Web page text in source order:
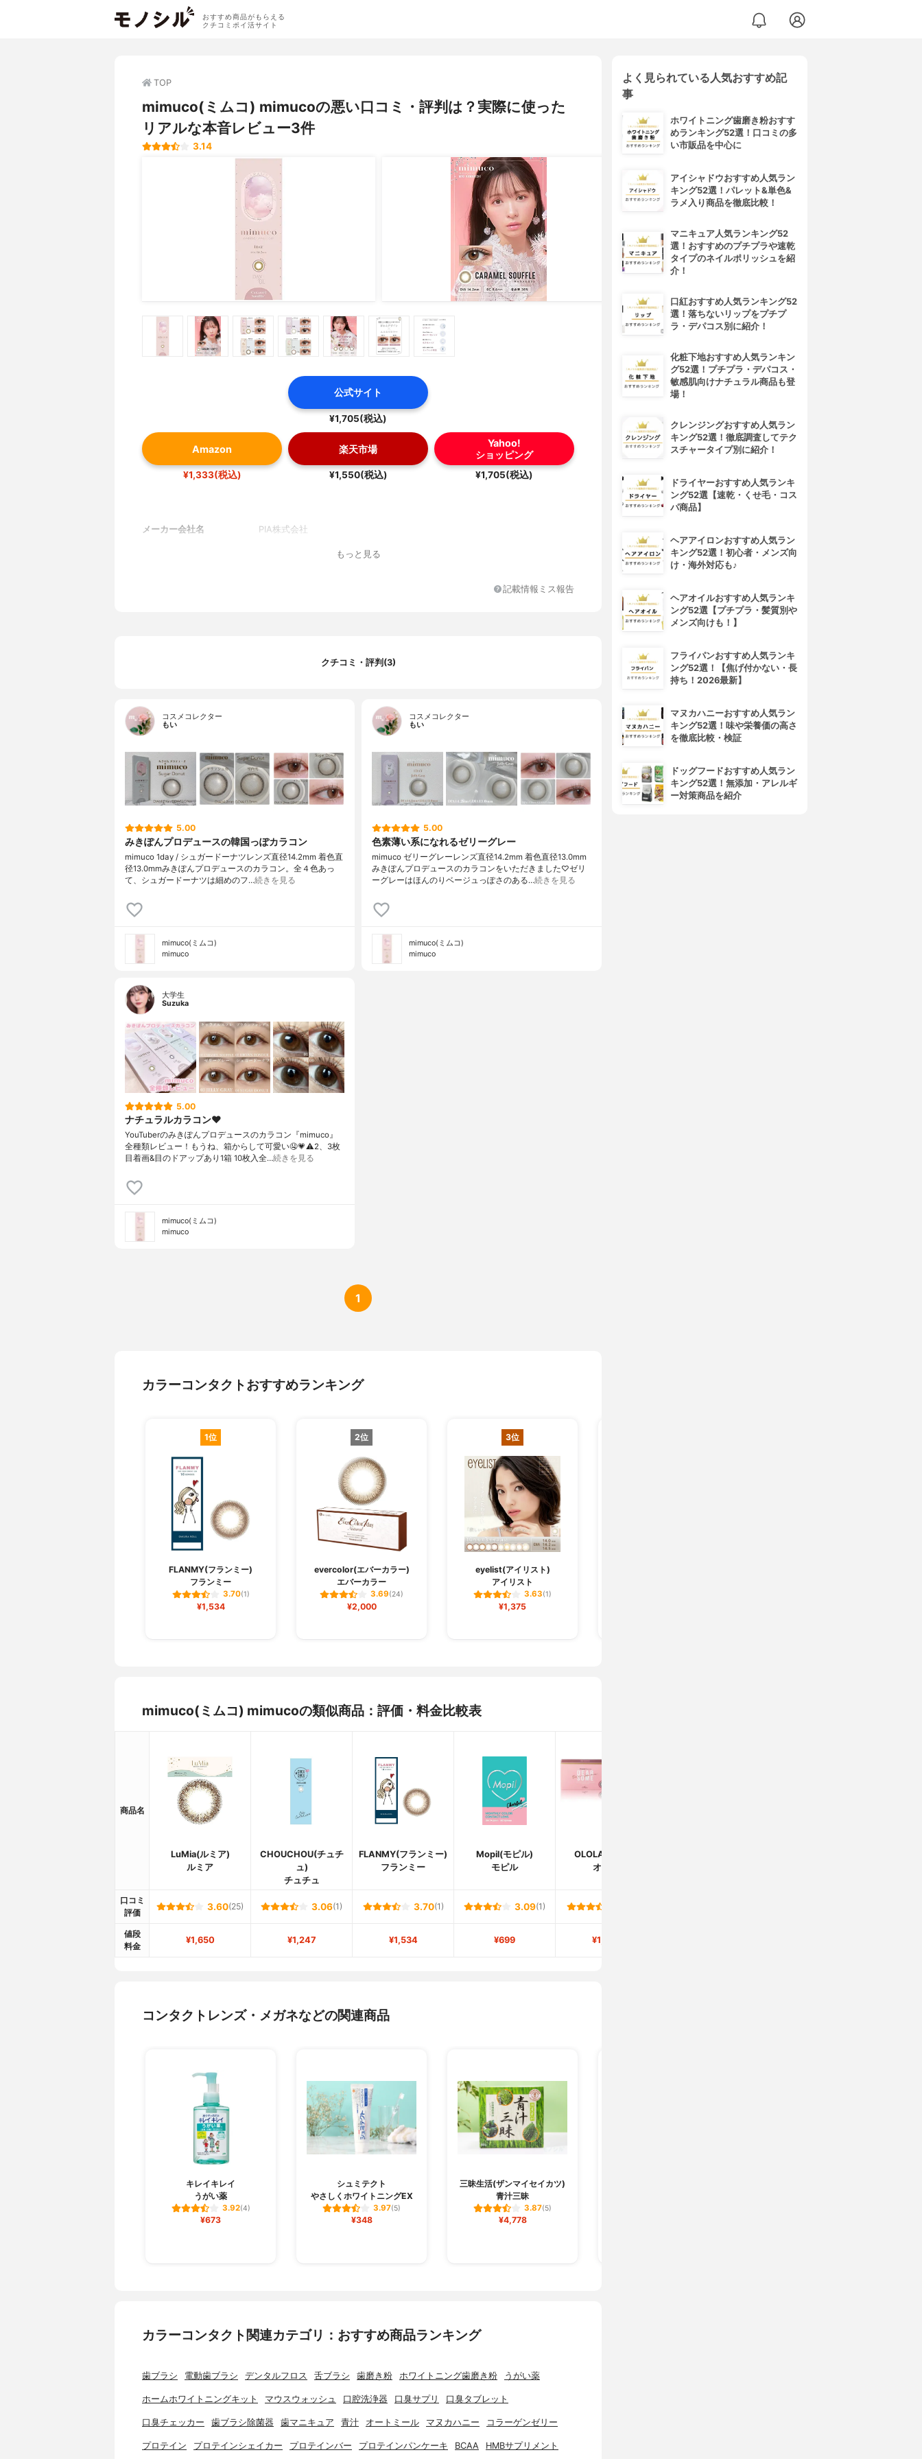
おすすめ商品がもらえる
クチコミポイ活サイト
TOP
mimuco(ミムコ) mimucoの悪い口コミ・評判は？実際に使った
リアルな本音レビュー3件
3.14
公式サイト
¥1,705(税込)
Amazon
¥1,333(税込)
楽天市場
¥1,550(税込)
Yahoo!
ショッピング
¥1,705(税込)
メーカー会社名 PIA株式会社
もっと見る
記載情報ミス報告
クチコミ・評判(3)
コスメコレクター
もい
5.00
みきぽんプロデュースの韓国っぽカラコン
mimuco 1day / シュガードーナツレンズ直径14.2mm 着色直
径13.0mmみきぽんプロデュースのカラコン。全４色あっ
て、シュガードーナツは細めのフ…続きを見る
mimuco(ミムコ)
mimuco
コスメコレクター
もい
5.00
色素薄い系になれるゼリーグレー
mimuco ゼリーグレーレンズ直径14.2mm 着色直径13.0mm
みきぽんプロデュースのカラコンをいただきました♡ゼリ
ーグレーはほんのりベージュっぽさのある…続きを見る
mimuco(ミムコ)
mimuco
大学生
Suzuka
5.00
ナチュラルカラコン♥
YouTuberのみきぽんプロデュースのカラコン『mimuco』
全種類レビュー！もうね、箱からして可愛い🤤💗⚠︎2、3枚
目着画&目のドアップあり1箱 10枚入全…続きを見る
mimuco(ミムコ)
mimuco
1
カラーコンタクトおすすめランキング
1位
FLANMY(フランミー)
フランミー
3.70(1)
¥1,534
2位
evercolor(エバーカラー)
エバーカラー
3.69(24)
¥2,000
3位
eyelist(アイリスト)
アイリスト
3.63(1)
¥1,375
mimuco(ミムコ) mimucoの類似商品：評価・料金比較表
商品名
LuMia(ルミア)
ルミア
CHOUCHOU(チュチ
ュ)
チュチュ
FLANMY(フランミー)
フランミー
Mopil(モピル)
モピル
OLOLA(オロラ)
オロラ
口コミ
評価
3.60(25) 3.06(1) 3.70(1) 3.09(1)
値段
料金
¥1,650 ¥1,247 ¥1,534 ¥699 ¥1,290
コンタクトレンズ・メガネなどの関連商品
キレイキレイ
うがい薬
3.92(4)
¥673
シュミテクト
やさしくホワイトニングEX
3.97(5)
¥348
三昧生活(ザンマイセイカツ)
青汁三昧
3.87(5)
¥4,778
カラーコンタクト関連カテゴリ：おすすめ商品ランキング
歯ブラシ 電動歯ブラシ デンタルフロス 舌ブラシ 歯磨き粉 ホワイトニング歯磨き粉 うがい薬
ホームホワイトニングキット マウスウォッシュ 口腔洗浄器 口臭サプリ 口臭タブレット
口臭チェッカー 歯ブラシ除菌器 歯マニキュア 青汁 オートミール マヌカハニー コラーゲンゼリー
プロテイン プロテインシェイカー プロテインバー プロテインパンケーキ BCAA HMBサプリメント
よく見られている人気おすすめ記
事
ホワイトニング歯磨き粉おすす
めランキング52選！口コミの多
い市販品を中心に
アイシャドウおすすめ人気ラン
キング52選！パレット&単色&
ラメ入り商品を徹底比較！
マニキュア人気ランキング52
選！おすすめのプチプラや速乾
タイプのネイルポリッシュを紹
介！
口紅おすすめ人気ランキング52
選！落ちないリップをプチプ
ラ・デパコス別に紹介！
化粧下地おすすめ人気ランキン
グ52選！プチプラ・デパコス・
敏感肌向けナチュラル商品も登
場！
クレンジングおすすめ人気ラン
キング52選！徹底調査してテク
スチャータイプ別に紹介！
ドライヤーおすすめ人気ランキ
ング52選【速乾・くせ毛・コス
パ商品】
ヘアアイロンおすすめ人気ラン
キング52選！初心者・メンズ向
け・海外対応も♪
ヘアオイルおすすめ人気ランキ
ング52選【プチプラ・髪質別や
メンズ向けも！】
フライパンおすすめ人気ランキ
ング52選！【焦げ付かない・長
持ち！2026最新】
マヌカハニーおすすめ人気ラン
キング52選！味や栄養価の高さ
を徹底比較・検証
ドッグフードおすすめ人気ラン
キング52選！無添加・アレルギ
ー対策商品を紹介